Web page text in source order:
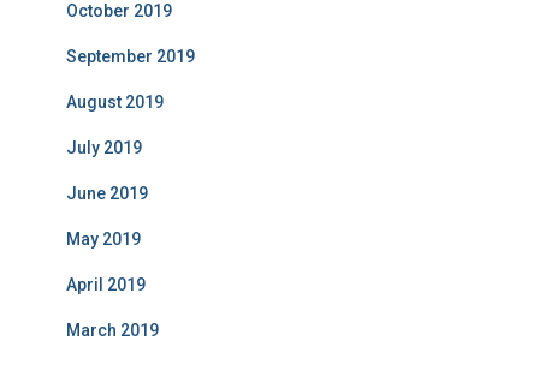
October 2019
September 2019
August 2019
July 2019
June 2019
May 2019
April 2019
March 2019